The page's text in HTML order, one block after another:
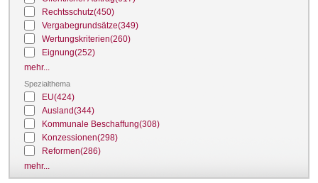
Rechtsschutz(450)
Vergabegrundsätze(349)
Wertungskriterien(260)
Eignung(252)
mehr...
Spezialthema
EU(424)
Ausland(344)
Kommunale Beschaffung(308)
Konzessionen(298)
Reformen(286)
mehr...